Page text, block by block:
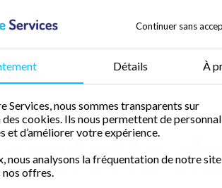
d’impôt
Continuer sans
Détails À
Services, nous sommes transparents sur
cookies. Ils nous permettent de
et d’améliorer votre expérience.
nous analysons la fréquentation de notre
offres.